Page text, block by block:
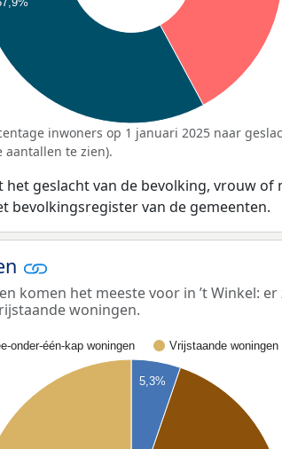
inwoners op 1 januari 2025 naar
aantallen te zien).
geslacht van de bevolking, vrouw of
bevolkingsregister van de gemeenten.
komen het meeste voor in ’t Winkel: er
woningen.
onder-één-kap woningen Vrijstaande woningen
5,3%